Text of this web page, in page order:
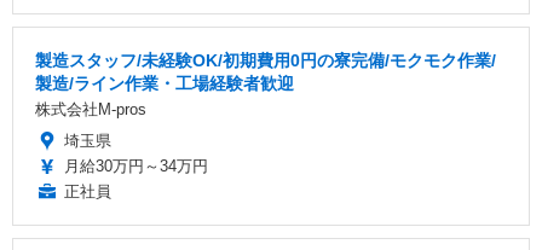
製造スタッフ/未経験OK/初期費用0円の寮完備/モクモク作業/
製造/ライン作業・工場経験者歓迎
株式会社M-pros
埼玉県
月給30万円～34万円
正社員